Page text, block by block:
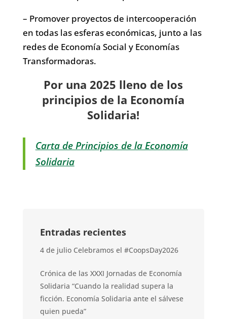
– Promover proyectos de intercooperación
en todas las esferas económicas, junto a las
redes de Economía Social y Economías
Transformadoras.
Por una 2025 lleno de los
principios de la Economía
Solidaria!
Carta de Principios de la Economía
Solidaria
Entradas recientes
4 de julio Celebramos el #CoopsDay2026
Crónica de las XXXI Jornadas de Economía
Solidaria “Cuando la realidad supera la
ficción. Economía Solidaria ante el sálvese
quien pueda”